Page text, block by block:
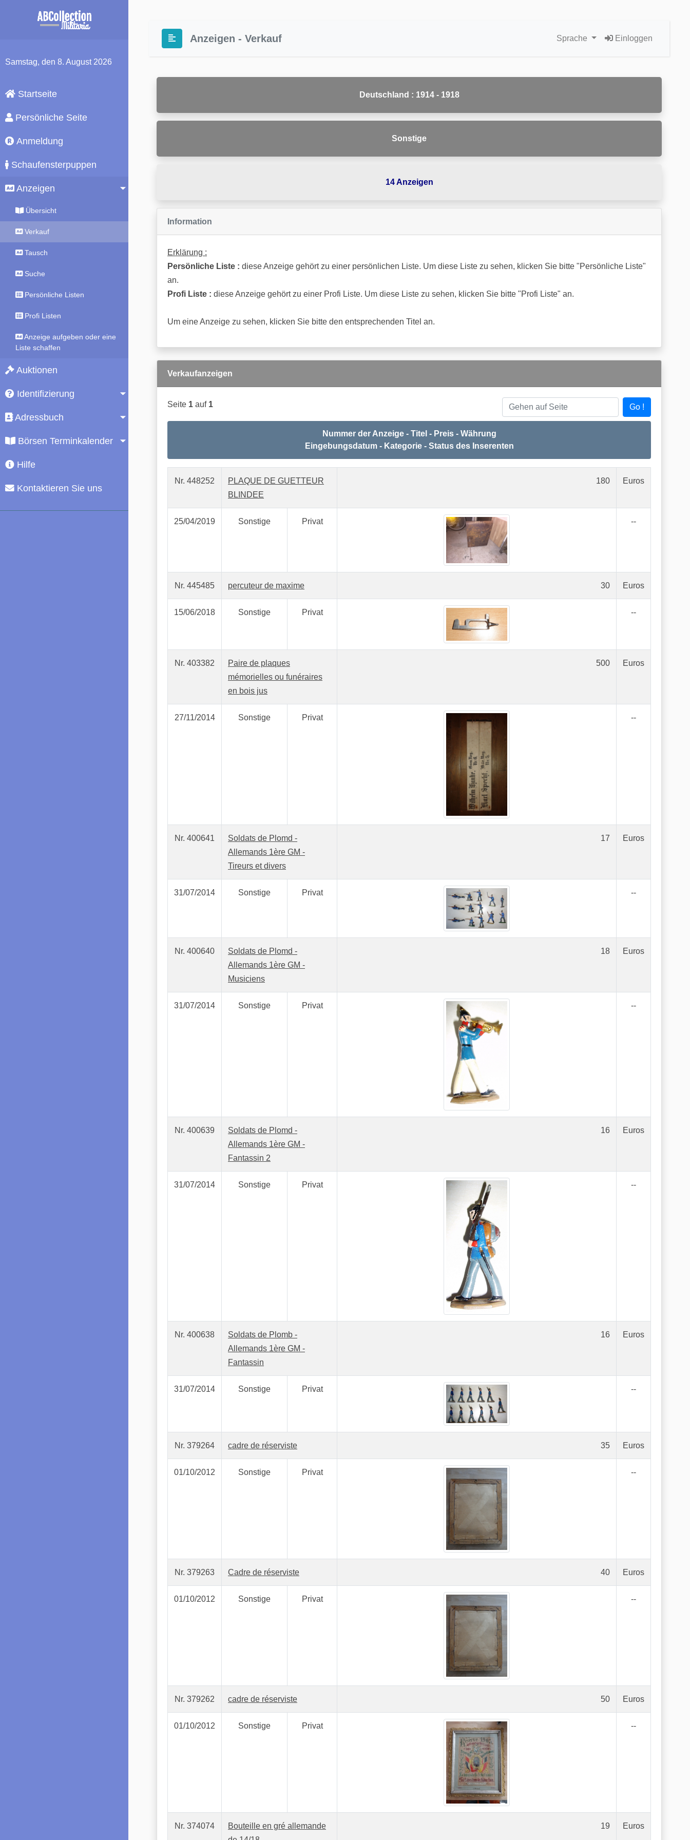
Samstag, den 8. August 2026
Startseite
Persönliche Seite
Anmeldung
Schaufensterpuppen
Anzeigen
Übersicht
Verkauf
Tausch
Suche
Persönliche Listen
Profi Listen
Anzeige aufgeben oder eine
Liste schaffen
Auktionen
Identifizierung
Adressbuch
Börsen Terminkalender
Hilfe
Kontaktieren Sie uns
Anzeigen - Verkauf Sprache Einloggen
Deutschland : 1914 - 1918
Sonstige
14 Anzeigen
Information
Erklärung :
Persönliche Liste : diese Anzeige gehört zu einer persönlichen Liste. Um diese Liste zu sehen, klicken Sie bitte "Persönliche Liste"
an.
Profi Liste : diese Anzeige gehört zu einer Profi Liste. Um diese Liste zu sehen, klicken Sie bitte "Profi Liste" an.
Um eine Anzeige zu sehen, klicken Sie bitte den entsprechenden Titel an.
Verkaufanzeigen
Seite 1 auf 1 Gehen auf Seite Go !
Nummer der Anzeige - Titel - Preis - Währung
Eingebungsdatum - Kategorie - Status des Inserenten
Nr. 448252
PLAQUE DE GUETTEUR
BLINDEE
180 Euros
25/04/2019 Sonstige Privat --
Nr. 445485 percuteur de maxime 30 Euros
15/06/2018 Sonstige Privat --
Nr. 403382
Paire de plaques
mémorielles ou funéraires
en bois jus
500 Euros
27/11/2014 Sonstige Privat --
Nr. 400641
Soldats de Plomd -
Allemands 1ère GM -
Tireurs et divers
17 Euros
31/07/2014 Sonstige Privat --
Nr. 400640
Soldats de Plomd -
Allemands 1ère GM -
Musiciens
18 Euros
31/07/2014 Sonstige Privat --
Nr. 400639
Soldats de Plomd -
Allemands 1ère GM -
Fantassin 2
16 Euros
31/07/2014 Sonstige Privat --
Nr. 400638
Soldats de Plomb -
Allemands 1ère GM -
Fantassin
16 Euros
31/07/2014 Sonstige Privat --
Nr. 379264 cadre de réserviste 35 Euros
01/10/2012 Sonstige Privat --
Nr. 379263 Cadre de réserviste 40 Euros
01/10/2012 Sonstige Privat --
Nr. 379262 cadre de réserviste 50 Euros
01/10/2012 Sonstige Privat --
Nr. 374074
Bouteille en gré allemande
19 Euros